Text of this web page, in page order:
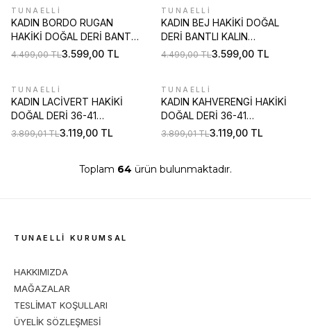
%20
TUNAELLİ
KADIN BORDO RUGAN
HAKİKİ DOĞAL DERİ BANTLI
36-41 NUMARA TOPUKLU
4.499,00TL3.599,00 TL
%20
TUNAELLİ
KADIN BEJ HAKİKİ DOĞAL
DERİ BANTLI KALIN
TOPUKLU AYAKKABI
4.499,00TL3.599,00 TL
YENI
%20
TUNAELLİ
KADIN LACİVERT HAKİKİ
DOĞAL DERİ 36-41
NUMARA BAĞCIKLI
3.899,01TL3.119,00 TL
%20
TUNAELLİ
KADIN KAHVERENGİ HAKİKİ
DOĞAL DERİ 36-41
NUMARA BAĞCIKLI
3.899,01TL3.119,00 TL
Toplam 64 ürün bulunmaktadır.
TUNAELLİ KURUMSAL
HAKKIMIZDA
MAĞAZALAR
TESLİMAT KOŞULLARI
ÜYELİK SÖZLEŞMESİ